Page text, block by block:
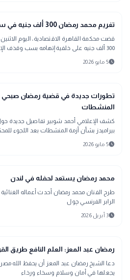
gavel
حوادث ومحاكم
تغريم محمد رمضان 300 ألف جنيه في سب وقذف عمرو أديب
قضت محكمة القاهرة الاقتصادية، اليوم
300 ألف جنيه على خلفية إتهامه بسب وقذف الإعلامى عمرو أديب.
schedule5 مايو 2026
sports_soccer
رياضة
تطورات جديدة في قضية رمضان صبحي
المنشطات
كشف الإعلامي أحمد شوبير تفاصيل جديدة
بيراميدز بشأن أزمة المنشطات بعد اللجوء
schedule5 مايو 2026
interests
محمد رمضان يستعد لحفله في لندن
طرح الفنان محمد رمضان أحدث أعماله
الرابر الفرنسي چول
schedule3 أبريل 2026
mosque
الدين والحياة
رمضان عبد المعز: العلم النافع طريق
دعا الشيخ رمضان عبد المعز أن يحفظ الله
يجعلها في أمان وسلام وسخاء ورخاء